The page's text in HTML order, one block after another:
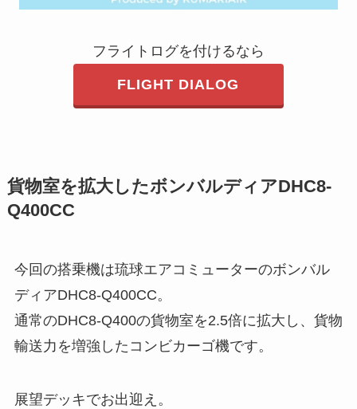
フライトログを付けるなら
FLIGHT DIALOG
貨物室を拡大したボンバルディアDHC8-
Q400CC
今回の搭乗機は琉球エアコミューターのボンバル
ディアDHC8-Q400CC。
通常のDHC8-Q400の貨物室を2.5倍に拡大し、貨物
輸送力を増強したコンビカーゴ機です。
展望デッキでお出迎え。